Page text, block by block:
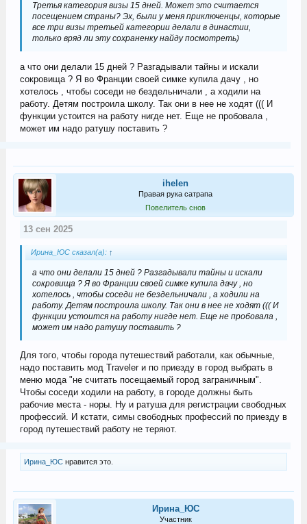
Третья категория визы 15 дней. Может это считается
посещением страны? Эх, были у меня приключенцы, которые
все три визы третьей категории делали в династии,
только вряд ли эту сохраненку найду посмотреть)
а что они делали 15 дней ? Разгадывали тайны и искали
сокровища ? Я во Франции своей симке купила дачу , но
хотелось , чтобы соседи не бездельничали , а ходили на
работу. Детям построила школу. Так они в нее не ходят ((( И
функции устоится на работу нигде нет. Еще не пробовала ,
может им надо ратушу поставить ?
ihelen
Правая рука сатрапа
Повелитель снов
13 сен 2025
Ирина_ЮС сказал(а): ↑
а что они делали 15 дней ? Разгадывали тайны и искали
сокровища ? Я во Франции своей симке купила дачу , но
хотелось , чтобы соседи не бездельничали , а ходили на
работу. Детям построила школу. Так они в нее не ходят ((( И
функции устоится на работу нигде нет. Еще не пробовала ,
может им надо ратушу поставить ?
Для того, чтобы города путешествий работали, как обычные,
надо поставить мод Traveler и по приезду в город выбрать в
меню мода "не считать посещаемый город заграничным".
Чтобы соседи ходили на работу, в городе должны быть
рабочие места - норы. Ну и ратуша для регистрации свободных
профессий. И кстати, симы свободных профессий по приезду в
город путешествий работу не теряют.
Ирина_ЮСнравится это.
Ирина_ЮС
Участник